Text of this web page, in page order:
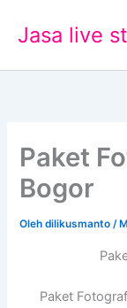
Jasa live
Paket
Bogor
Olehdilikusmanto/
Paket